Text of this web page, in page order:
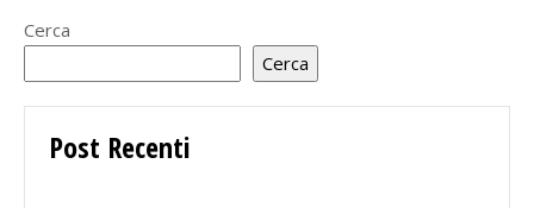
Cerca
Cerca
Post Recenti